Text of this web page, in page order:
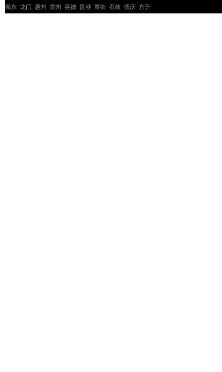
揭东 龙门 惠州 雷州 英德 贵港 厚街 石岐 德庆 东升